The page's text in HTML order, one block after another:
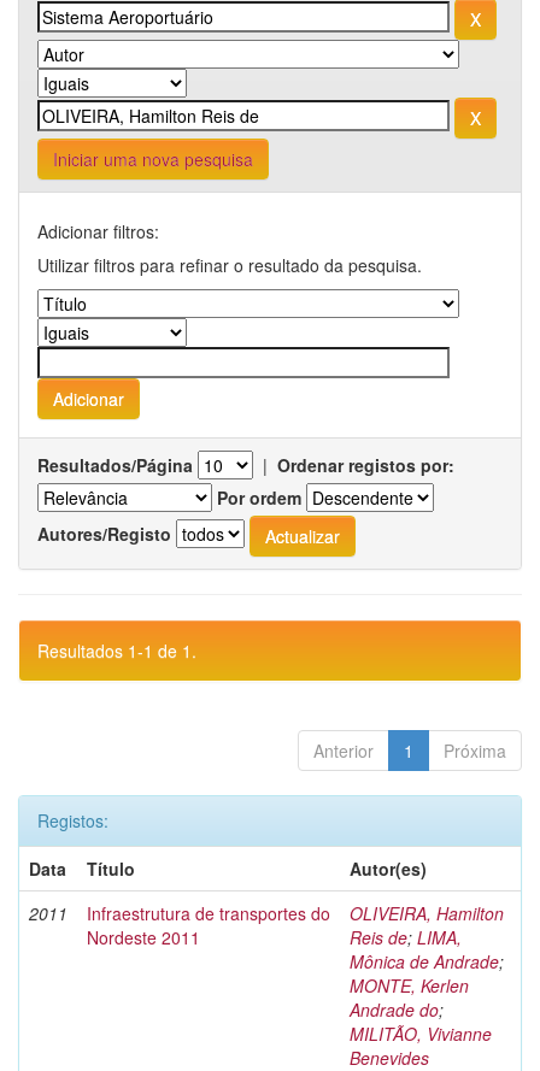
Iniciar uma nova pesquisa
Adicionar filtros:
Utilizar filtros para refinar o resultado da pesquisa.
Resultados/Página | Ordenar registos por:
Por ordem
Autores/Registo
Resultados 1-1 de 1.
Anterior 1 Próxima
Registos:
Data
Título
Autor(es)
2011
Infraestrutura de transportes do
Nordeste 2011
OLIVEIRA, Hamilton
Reis de; LIMA,
Mônica de Andrade;
MONTE, Kerlen
Andrade do;
MILITÃO, Vivianne
Benevides